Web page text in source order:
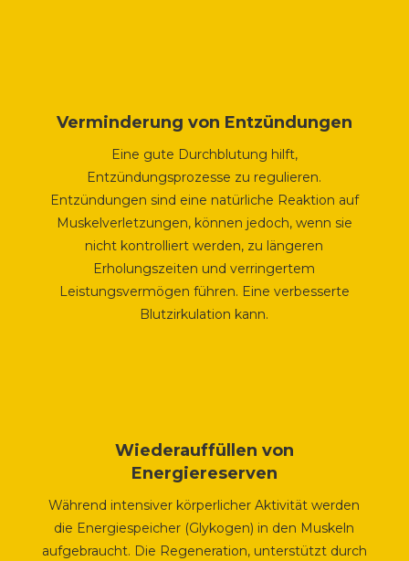
Verminderung von Entzündungen
Eine gute Durchblutung hilft,
Entzündungsprozesse zu regulieren.
Entzündungen sind eine natürliche Reaktion auf
Muskelverletzungen, können jedoch, wenn sie
nicht kontrolliert werden, zu längeren
Erholungszeiten und verringertem
Leistungsvermögen führen. Eine verbesserte
Blutzirkulation kann.
Wiederauffüllen von
Energiereserven
Während intensiver körperlicher Aktivität werden
die Energiespeicher (Glykogen) in den Muskeln
aufgebraucht. Die Regeneration, unterstützt durch